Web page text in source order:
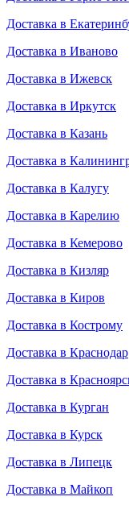
Доставка в
Доставка в Иваново
Доставка в Ижевск
Доставка в Иркутск
Доставка в Казань
Доставка в
Доставка в Калугу
Доставка в Карелию
Доставка в Кемерово
Доставка в Кизляр
Доставка в Киров
Доставка в Кострому
Доставка в Краснодар
Доставка в
Доставка в Курган
Доставка в Курск
Доставка в Липецк
Доставка в Майкоп